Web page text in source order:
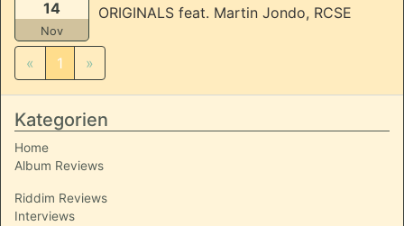
14
Nov
ORIGINALS feat. Martin Jondo, RCSE
« 1 »
Kategorien
Home
Album Reviews
Riddim Reviews
Interviews